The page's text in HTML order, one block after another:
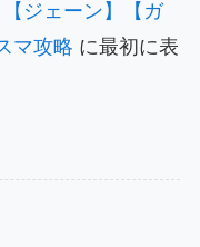
【ジェーン】【ガ
マ攻略 に最初に表